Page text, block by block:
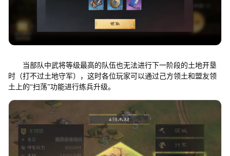
当部队中武将等级最高的队伍也无法进行下一阶段的土地开垦
时（打不过土地守军），这时各位玩家可以通过己方领土和盟友领
土上的“扫荡”功能进行练兵升级。